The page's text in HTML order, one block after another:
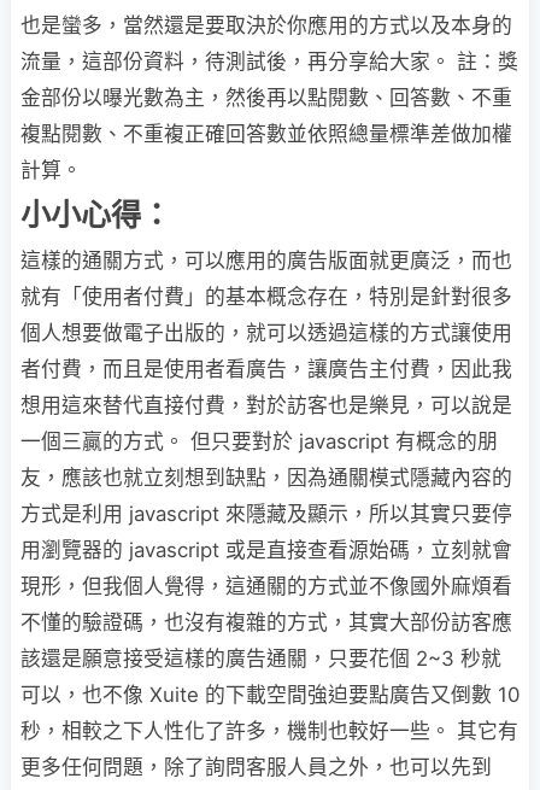
也是蠻多，當然還是要取決於你應用的方式以及本身的
流量，這部份資料，待測試後，再分享給大家。 註：獎
金部份以曝光數為主，然後再以點閱數、回答數、不重
複點閱數、不重複正確回答數並依照總量標準差做加權
計算。
小小心得：
這樣的通關方式，可以應用的廣告版面就更廣泛，而也
就有「使用者付費」的基本概念存在，特別是針對很多
個人想要做電子出版的，就可以透過這樣的方式讓使用
者付費，而且是使用者看廣告，讓廣告主付費，因此我
想用這來替代直接付費，對於訪客也是樂見，可以說是
一個三贏的方式。 但只要對於 javascript 有概念的朋
友，應該也就立刻想到缺點，因為通關模式隱藏內容的
方式是利用 javascript 來隱藏及顯示，所以其實只要停
用瀏覽器的 javascript 或是直接查看源始碼，立刻就會
現形，但我個人覺得，這通關的方式並不像國外麻煩看
不懂的驗證碼，也沒有複雜的方式，其實大部份訪客應
該還是願意接受這樣的廣告通關，只要花個 2~3 秒就
可以，也不像 Xuite 的下載空間強迫要點廣告又倒數 10
秒，相較之下人性化了許多，機制也較好一些。 其它有
更多任何問題，除了詢問客服人員之外，也可以先到